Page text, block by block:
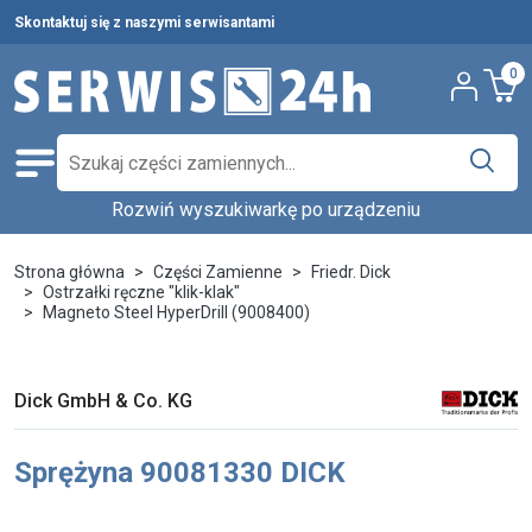
Skontaktuj się z naszymi serwisantami
0
Części zamienne
Pełna oferta
Środki czystości
Serwis urządzeń
aby znaleźć części w katalogu.
Wybierz model... Wyszukaj
Rozwiń wyszukiwarkę po urządzeniu
Strona główna Części Zamienne
Friedr. Dick
Ostrzałki ręczne "klik-klak"
Magneto Steel HyperDrill (9008400)
Dick GmbH & Co. KG
Sprężyna 90081330 DICK